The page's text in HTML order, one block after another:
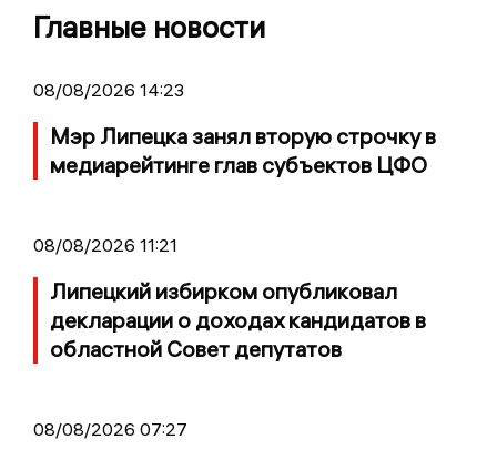
Главные новости
08/08/2026 14:23
Мэр Липецка занял вторую строчку в
медиарейтинге глав субъектов ЦФО
08/08/2026 11:21
Липецкий избирком опубликовал
декларации о доходах кандидатов в
областной Совет депутатов
08/08/2026 07:27